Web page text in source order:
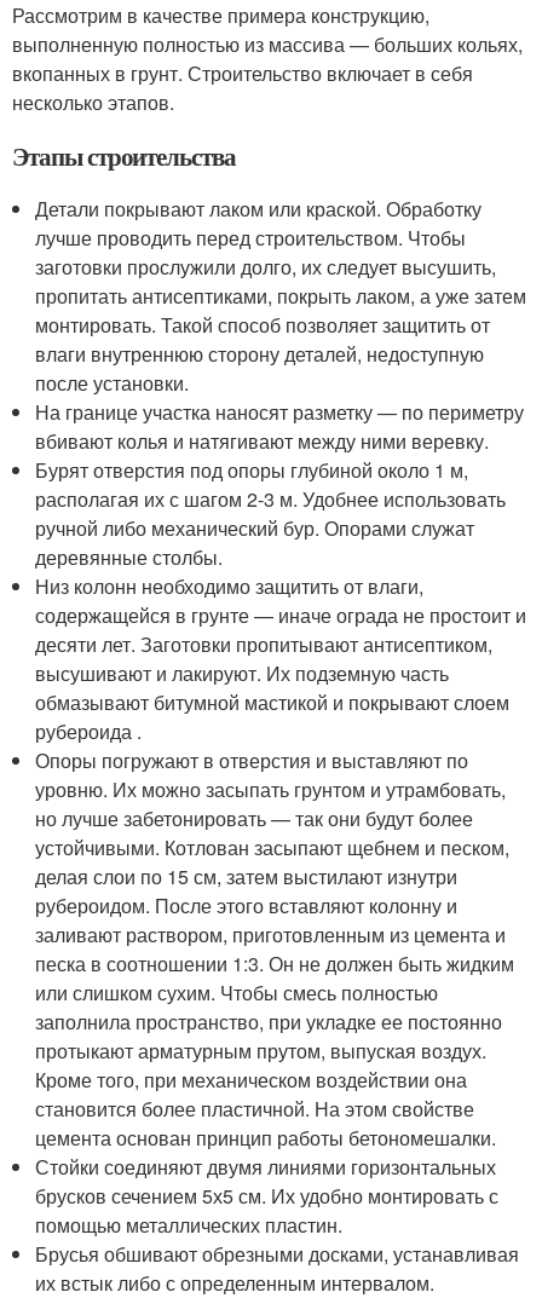
Рассмотрим в качестве примера конструкцию,
выполненную полностью из массива — больших кольях,
вкопанных в грунт. Строительство включает в себя
несколько этапов.
Этапы строительства
Детали покрывают лаком или краской. Обработку
лучше проводить перед строительством. Чтобы
заготовки прослужили долго, их следует высушить,
пропитать антисептиками, покрыть лаком, а уже затем
монтировать. Такой способ позволяет защитить от
влаги внутреннюю сторону деталей, недоступную
после установки.
На границе участка наносят разметку — по периметру
вбивают колья и натягивают между ними веревку.
Бурят отверстия под опоры глубиной около 1 м,
располагая их с шагом 2-3 м. Удобнее использовать
ручной либо механический бур. Опорами служат
деревянные столбы.
Низ колонн необходимо защитить от влаги,
содержащейся в грунте — иначе ограда не простоит и
десяти лет. Заготовки пропитывают антисептиком,
высушивают и лакируют. Их подземную часть
обмазывают битумной мастикой и покрывают слоем
рубероида .
Опоры погружают в отверстия и выставляют по
уровню. Их можно засыпать грунтом и утрамбовать,
но лучше забетонировать — так они будут более
устойчивыми. Котлован засыпают щебнем и песком,
делая слои по 15 см, затем выстилают изнутри
рубероидом. После этого вставляют колонну и
заливают раствором, приготовленным из цемента и
песка в соотношении 1:3. Он не должен быть жидким
или слишком сухим. Чтобы смесь полностью
заполнила пространство, при укладке ее постоянно
протыкают арматурным прутом, выпуская воздух.
Кроме того, при механическом воздействии она
становится более пластичной. На этом свойстве
цемента основан принцип работы бетономешалки.
Стойки соединяют двумя линиями горизонтальных
брусков сечением 5х5 см. Их удобно монтировать с
помощью металлических пластин.
Брусья обшивают обрезными досками, устанавливая
их встык либо с определенным интервалом.